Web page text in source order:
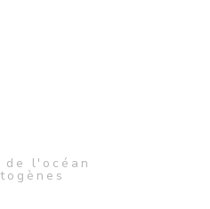
l'océan